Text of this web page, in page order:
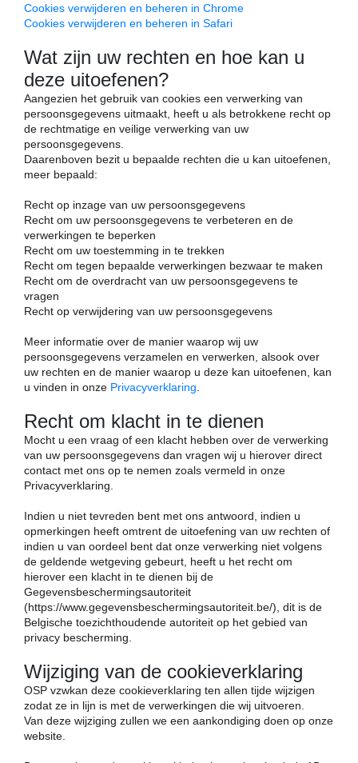
Cookies verwijderen en beheren in Chrome
Cookies verwijderen en beheren in Safari
Wat zijn uw rechten en hoe kan u
deze uitoefenen?
Aangezien het gebruik van cookies een verwerking van
persoonsgegevens uitmaakt, heeft u als betrokkene recht op
de rechtmatige en veilige verwerking van uw
persoonsgegevens.
Daarenboven bezit u bepaalde rechten die u kan uitoefenen,
meer bepaald:
Recht op inzage van uw persoonsgegevens
Recht om uw persoonsgegevens te verbeteren en de
verwerkingen te beperken
Recht om uw toestemming in te trekken
Recht om tegen bepaalde verwerkingen bezwaar te maken
Recht om de overdracht van uw persoonsgegevens te
vragen
Recht op verwijdering van uw persoonsgegevens
Meer informatie over de manier waarop wij uw
persoonsgegevens verzamelen en verwerken, alsook over
uw rechten en de manier waarop u deze kan uitoefenen, kan
u vinden in onze Privacyverklaring
Recht om klacht in te dienen
Mocht u een vraag of een klacht hebben over de verwerking
van uw persoonsgegevens dan vragen wij u hierover direct
contact met ons op te nemen zoals vermeld in onze
Privacyverklaring.
Indien u niet tevreden bent met ons antwoord, indien u
opmerkingen heeft omtrent de uitoefening van uw rechten of
indien u van oordeel bent dat onze verwerking niet volgens
de geldende wetgeving gebeurt, heeft u het recht om
hierover een klacht in te dienen bij de
Gegevensbeschermingsautoriteit
(https://www.gegevensbeschermingsautoriteit.be/), dit is de
Belgische toezichthoudende autoriteit op het gebied van
privacy bescherming.
Wijziging van de cookieverklaring
OSP vzwkan deze cookieverklaring ten allen tijde wijzigen
zodat ze in lijn is met de verwerkingen die wij uitvoeren.
Van deze wijziging zullen we een aankondiging doen op onze
website.